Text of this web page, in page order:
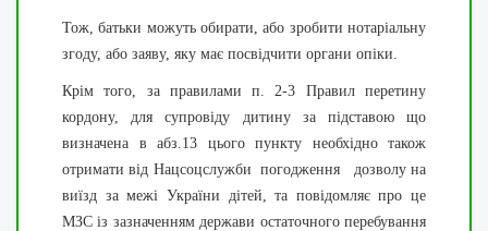
Тож, батьки можуть обирати, або зробити нотаріальну
згоду, або заяву, яку має посвідчити органи опіки.
Крім того, за правилами п. 2-3 Правил перетину
кордону, для супровіду дитину за підставою що
визначена в абз.13 цього пункту необхідно також
отримати від Нацсоцслужби погодження
дозволу на
виїзд за межі України дітей, та повідомляє про це
МЗС із зазначенням держави остаточного перебування